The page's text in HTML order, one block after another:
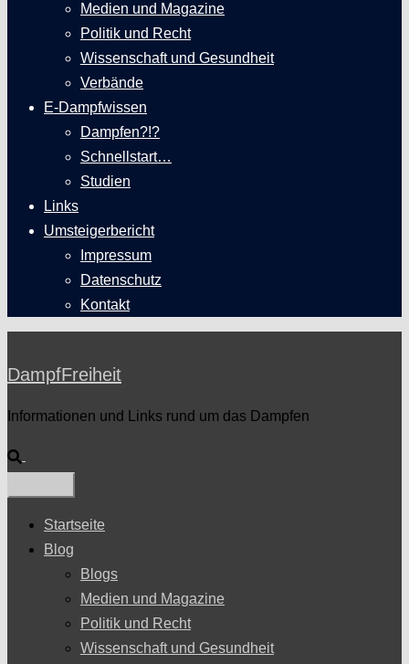
Medien und Magazine
Politik und Recht
Wissenschaft und Gesundheit
Verbände
E-Dampfwissen
Dampfen?!?
Schnellstart…
Studien
Links
Umsteigerbericht
Impressum
Datenschutz
Kontakt
DampfFreiheit
Informationen und Links rund um das Dampfen
Suche
Startseite
Blog
Blogs
Medien und Magazine
Politik und Recht
Wissenschaft und Gesundheit